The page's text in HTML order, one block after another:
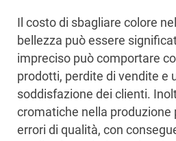
Il costo di sbagliare colore
bellezza può essere
impreciso può comportare
prodotti, perdite di vendite e
soddisfazione dei clienti.
cromatiche nella produzione
errori di qualità, con